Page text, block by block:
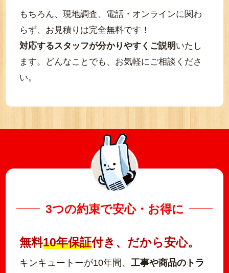
もちろん、現地調査、電話・オンラインに関わ
らず、お見積りは完全無料です！
対応するスタッフが分かりやすくご説明いたし
ます。どんなことでも、お気軽にご相談くださ
い。
3つの約束で安心・お得に
無料10年保証付き、だから安心。
キンキュートーが10年間、 工事や商品のトラ